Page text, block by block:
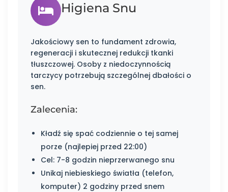
Higiena Snu
Jakościowy sen to fundament zdrowia,
regeneracji i skutecznej redukcji tkanki
tłuszczowej. Osoby z niedoczynnością
tarczycy potrzebują szczególnej dbałości o
sen.
Zalecenia:
Kładź się spać codziennie o tej samej
porze (najlepiej przed 22:00)
Cel: 7-8 godzin nieprzerwanego snu
Unikaj niebieskiego światła (telefon,
komputer) 2 godziny przed snem